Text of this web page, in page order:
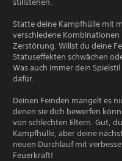
Statte deine Kampfhülle mit
verschiedene
Zerstörung. Willst du deine
Statuseffekten schwächen
Was auch immer dein
dafür.
Deinen Feinden mangelt es
denen sie dich bewerfen
von schlechten Eltern. Gut,
Kampfhülle, aber deine
neuen Durchlauf mit
Feuerkraft!